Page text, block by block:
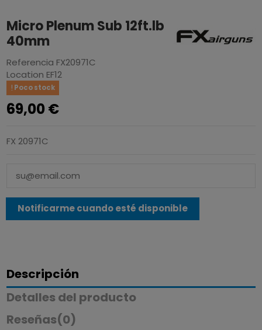
Micro Plenum Sub 12ft.lb
40mm
Referencia FX20971C
Location EF12
Poco stock
69,00 €
FX 20971C
Descripción
Detalles del producto
Reseñas(0)